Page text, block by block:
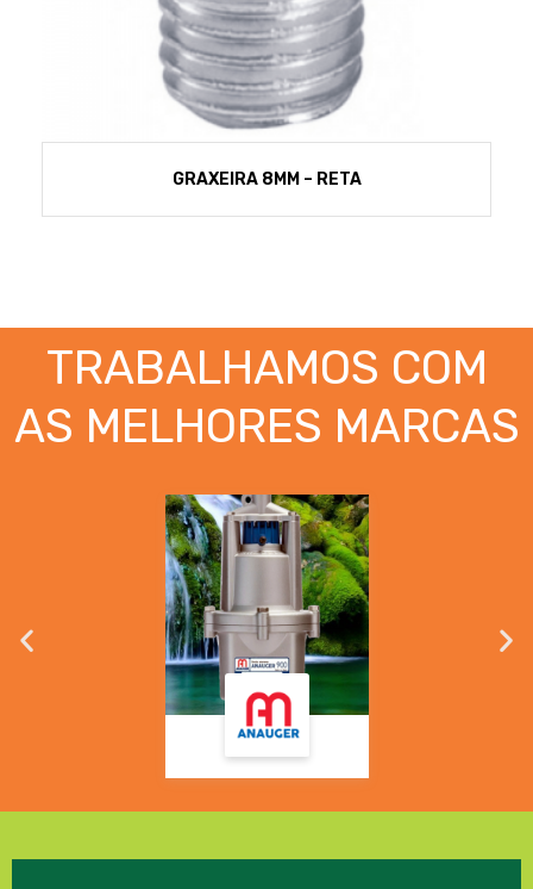
GRAXEIRA 8MM – RETA
TRABALHAMOS COM
AS MELHORES MARCAS